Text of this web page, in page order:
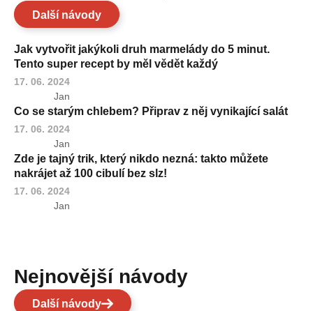
Další návody
Jak vytvořit jakýkoli druh marmelády do 5 minut.
Tento super recept by měl vědět každý
17. 06. 2024
Jan
Co se starým chlebem? Připrav z něj vynikající salát
17. 06. 2024
Jan
Zde je tajný trik, který nikdo nezná: takto můžete
nakrájet až 100 cibulí bez slz!
17. 06. 2024
Jan
Nejnovější návody
Další návody